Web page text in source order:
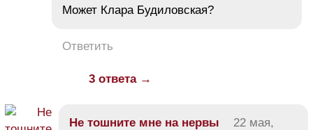
Может Клара Будиловская?
Ответить
3 ответа →
Не тошните мне на нервы
22 мая,